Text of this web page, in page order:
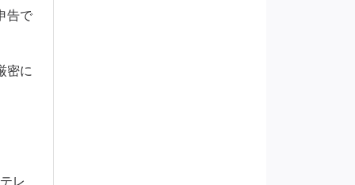
告で
密に
レ